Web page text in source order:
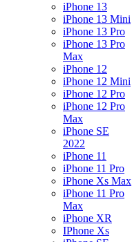
iPhone 13
iPhone 13 Mini
iPhone 13 Pro
iPhone 13 Pro
Max
iPhone 12
iPhone 12 Mini
iPhone 12 Pro
iPhone 12 Pro
Max
iPhone SE
2022
iPhone 11
iPhone 11 Pro
iPhone Xs Max
iPhone 11 Pro
Max
iPhone XR
IPhone Xs